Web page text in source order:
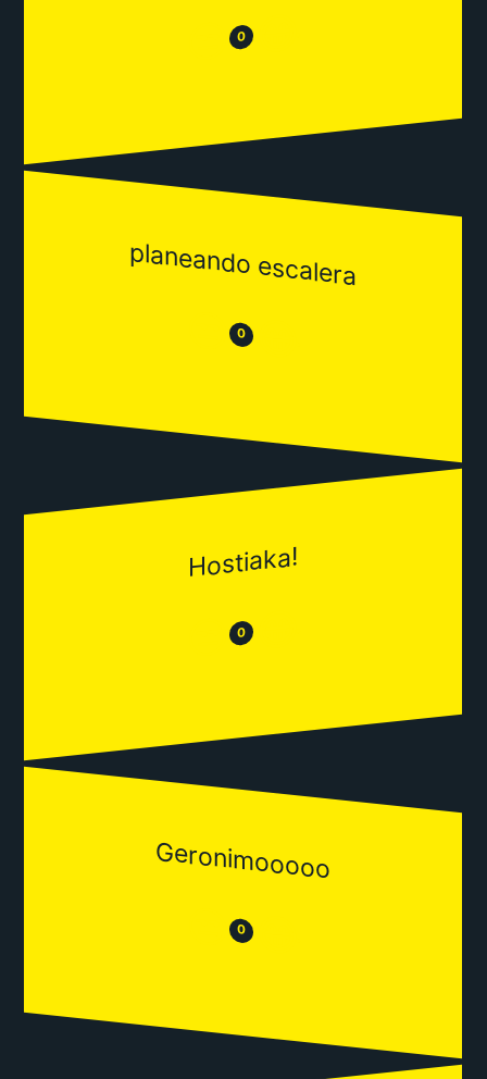
😒 0 😂
planeando escalera
😒 0 😂
Hostiaka!
😒 0 😂
Geronimooooo
😒 0 😂